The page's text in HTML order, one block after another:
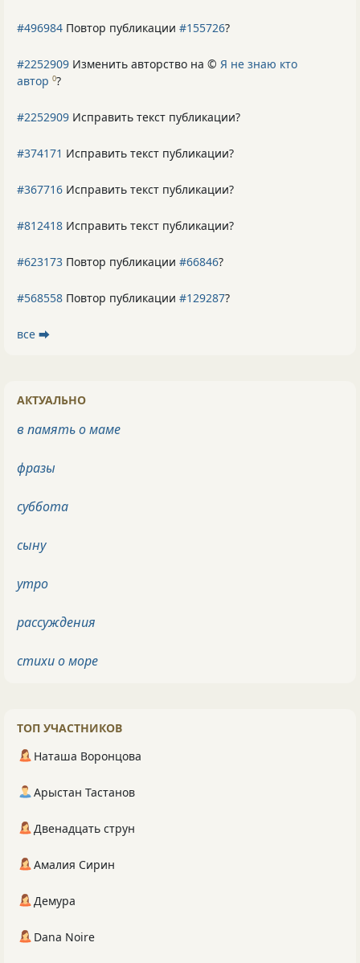
#496984 Повтор публикации #155726?
#2252909 Изменить авторство на © Я не знаю кто
автор 0?
#2252909 Исправить текст публикации?
#374171 Исправить текст публикации?
#367716 Исправить текст публикации?
#812418 Исправить текст публикации?
#623173 Повтор публикации #66846?
#568558 Повтор публикации #129287?
все ⮕
АКТУАЛЬНО
в память о маме
фразы
суббота
сыну
утро
рассуждения
стихи о море
ТОП УЧАСТНИКОВ
Наташа Воронцова
Арыстан Тастанов
Двенадцать струн
Амалия Сирин
Демура
Dana Noire